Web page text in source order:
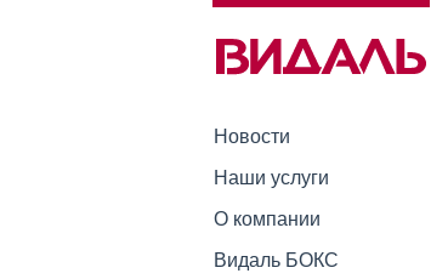
Новости
Наши услуги
О компании
Видаль БОКС